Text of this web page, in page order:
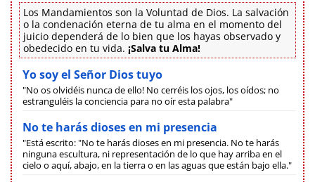
Los Mandamientos son la Voluntad de Dios. La salvación
o la condenación eterna de tu alma en el momento del
juicio dependerá de lo bien que los hayas observado y
obedecido en tu vida. ¡Salva tu Alma!
Yo soy el Señor Dios tuyo
"No os olvidéis nunca de ello! No cerréis los ojos, los oídos; no
estranguléis la conciencia para no oír esta palabra"
No te harás dioses en mi presencia
"Está escrito: "No te harás dioses en mi presencia. No te harás
ninguna escultura, ni representación de lo que hay arriba en el
cielo o aquí, abajo, en la tierra o en las aguas que están bajo ella."